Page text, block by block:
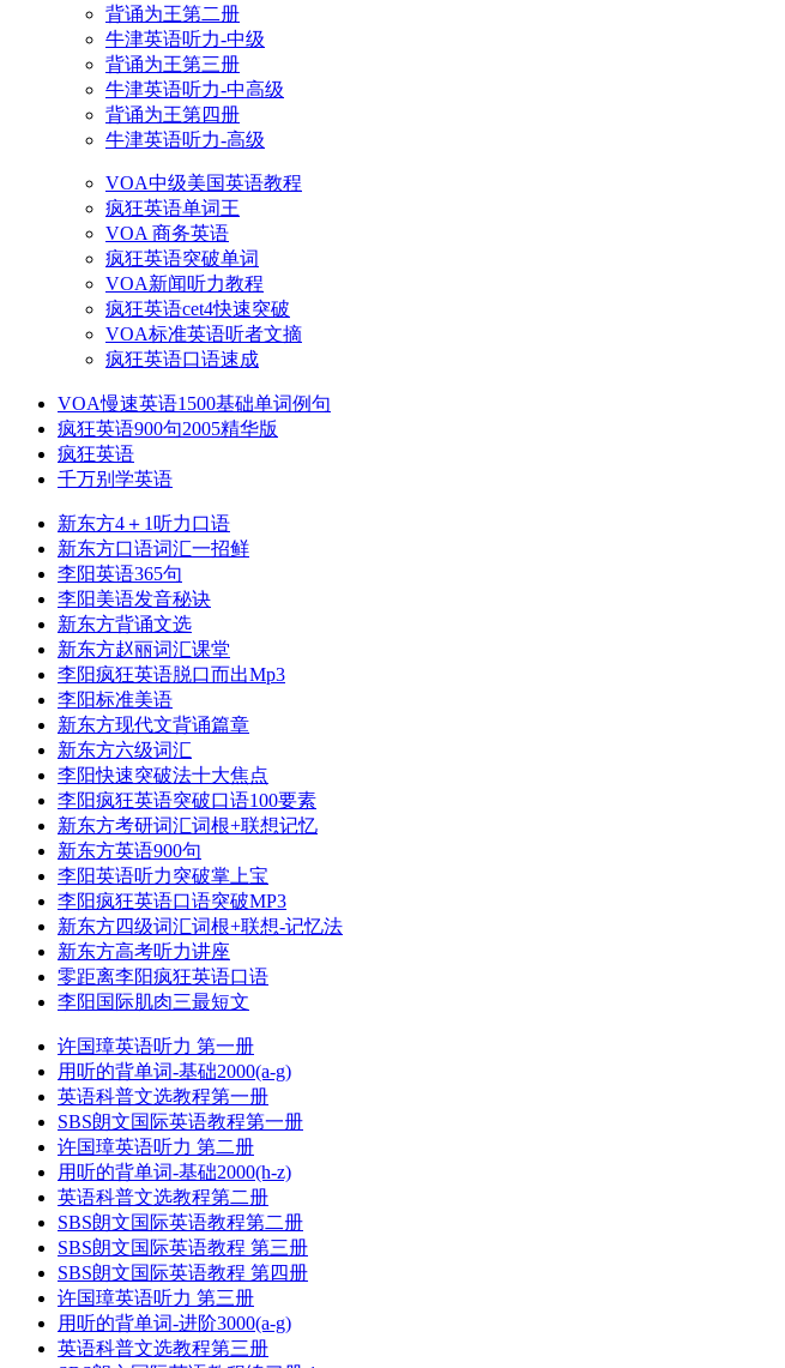
背诵为王第二册
牛津英语听力-中级
背诵为王第三册
牛津英语听力-中高级
背诵为王第四册
牛津英语听力-高级
VOA中级美国英语教程
疯狂英语单词王
VOA 商务英语
疯狂英语突破单词
VOA新闻听力教程
疯狂英语cet4快速突破
VOA标准英语听者文摘
疯狂英语口语速成
VOA慢速英语1500基础单词例句
疯狂英语900句2005精华版
疯狂英语
千万别学英语
新东方4＋1听力口语
新东方口语词汇一招鲜
李阳英语365句
李阳美语发音秘诀
新东方背诵文选
新东方赵丽词汇课堂
李阳疯狂英语脱口而出Mp3
李阳标准美语
新东方现代文背诵篇章
新东方六级词汇
李阳快速突破法十大焦点
李阳疯狂英语突破口语100要素
新东方考研词汇词根+联想记忆
新东方英语900句
李阳英语听力突破掌上宝
李阳疯狂英语口语突破MP3
新东方四级词汇词根+联想-记忆法
新东方高考听力讲座
零距离李阳疯狂英语口语
李阳国际肌肉三最短文
许国璋英语听力 第一册
用听的背单词-基础2000(a-g)
英语科普文选教程第一册
SBS朗文国际英语教程第一册
许国璋英语听力 第二册
用听的背单词-基础2000(h-z)
英语科普文选教程第二册
SBS朗文国际英语教程第二册
SBS朗文国际英语教程 第三册
SBS朗文国际英语教程 第四册
许国璋英语听力 第三册
用听的背单词-进阶3000(a-g)
英语科普文选教程第三册